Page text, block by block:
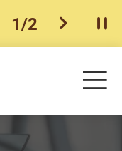
上一個
2/2 下一個開
目